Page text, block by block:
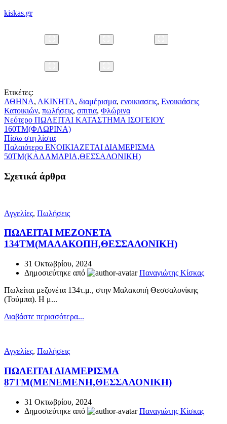
kiskas.gr
Ετικέτες:
ΑΘΗΝΑ, ΑΚΙΝΗΤΑ, διαμέρισμα, ενοικιασεις, Ενοικιάσεις
Κατοικιών, πωλήσεις, σπιτια, Φλώρινα
Νεότερο ΠΩΛΕΙΤΑΙ ΚΑΤΑΣΤΗΜΑ ΙΣΟΓΕΙΟΥ
160ΤΜ(ΦΛΩΡΙΝΑ)
Πίσω στη λίστα
Παλαιότερο ΕΝΟΙΚΙΑΖΕΤΑΙ ΔΙΑΜΕΡΙΣΜΑ
50ΤΜ(ΚΑΛΑΜΑΡΙΑ,ΘΕΣΣΑΛΟΝΙΚΗ)
Σχετικά άρθρα
Αγγελίες, Πωλήσεις
ΠΩΛΕΙΤΑΙ ΜΕΖΟΝΕΤΑ
134ΤΜ(ΜΑΛΑΚΟΠΗ,ΘΕΣΣΑΛΟΝΙΚΗ)
31 Οκτωβρίου, 2024
Δημοσιεύτηκε από
Παναγιώτης Κίσκας
Πωλείται μεζονέτα 134τ.μ., στην Μαλακοπή Θεσσαλονίκης
(Τούμπα). Η μ...
Διαβάστε περισσότερα...
Αγγελίες, Πωλήσεις
ΠΩΛΕΙΤΑΙ ΔΙΑΜΕΡΙΣΜΑ
87ΤΜ(ΜΕΝΕΜΕΝΗ,ΘΕΣΣΑΛΟΝΙΚΗ)
31 Οκτωβρίου, 2024
Δημοσιεύτηκε από
Παναγιώτης Κίσκας